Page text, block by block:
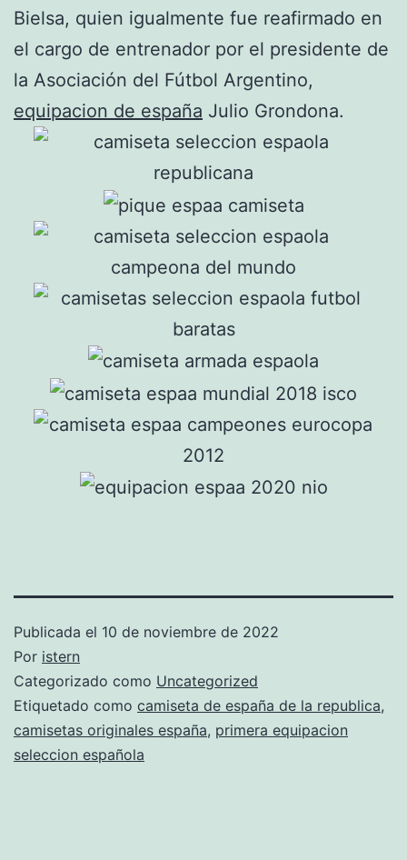
Bielsa, quien igualmente fue reafirmado en
el cargo de entrenador por el presidente de
la Asociación del Fútbol Argentino,
equipacion de españa Julio Grondona.
Publicada el 10 de noviembre de 2022
Por istern
Categorizado como Uncategorized
Etiquetado como camiseta de españa de la republica,
camisetas originales españa, primera equipacion
seleccion española